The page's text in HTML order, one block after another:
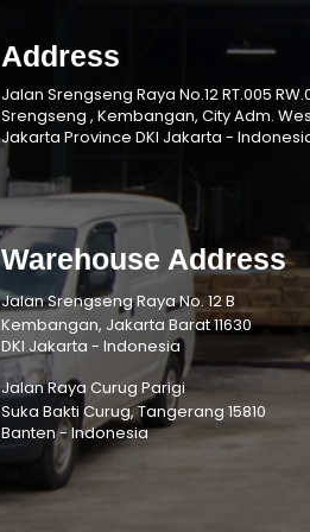
Address
Jalan Srengseng Raya No.12 RT.005
Srengseng , Kembangan, City Adm.
Jakarta Province DKI Jakarta -
Warehouse Address
Jalan Srengseng Raya No. 12 B
Kembangan, Jakarta Barat 11630
DKI Jakarta - Indonesia
Jalan Raya Curug Parigi
Suka Bakti Curug, Tangerang 15810
Banten - Indonesia